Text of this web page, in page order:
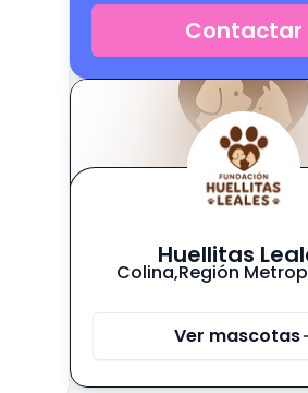
Contactar
Huellitas
Colina,Región
Ver mascotas